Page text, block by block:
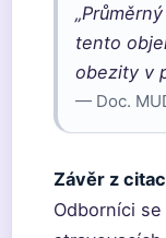
tento
obezity v
— Doc.
Závěr z
Odborníci